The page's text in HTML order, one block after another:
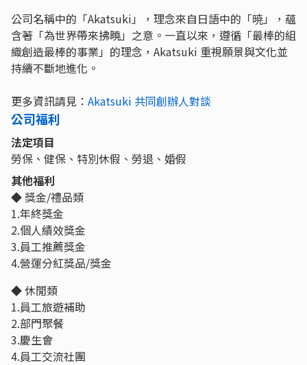
公司名稱中的「Akatsuki」，理念來自日語中的「暁」，蘊
含著「為世界帶來拂曉」之意。一直以來，遵循「最棒的組
織創造最棒的事業」的理念，Akatsuki 重視願景與文化並
持續不斷地進化。
更多資訊請見： Akatsuki 共同創辦人對談
公司福利
法定項目
勞保、健保、特別休假、勞退、婚假
其他福利
◆ 獎金/禮品類
1.年終獎金
2.個人績效獎金
3.員工推薦獎金
4.營運分紅獎品/獎金
◆ 休閒類
1.員工旅遊補助
2.部門聚餐
3.慶生會
4.員工交流社團